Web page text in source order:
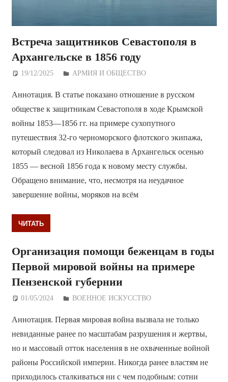
Встреча защитников Севастополя в
Архангельске в 1856 году
19/12/2025 Дежурный по Редакции
АРМИЯ И ОБЩЕСТВО
Аннотация. В статье показано отношение в русском
обществе к защитникам Севастополя в ходе Крымской
войны 1853—1856 гг. на примере сухопутного
путешествия 32-го черноморского флотского экипажа,
который следовал из Николаева в Архангельск осенью
1855 — весной 1856 года к новому месту службы.
Обращено внимание, что, несмотря на неудачное
завершение войны, моряков на всём
ЧИТАТЬ
Организация помощи беженцам в годы
Первой мировой войны на примере
Пензенской губернии
01/05/2024 Дежурный по Редакции
ВОЕННОЕ ИСКУССТВО
Аннотация. Первая мировая война вызвала не только
невиданные ранее по масштабам разрушения и жертвы,
но и массовый отток населения в не охваченные войной
районы Российской империи. Никогда ранее властям не
приходилось сталкиваться ни с чем подобным: сотни